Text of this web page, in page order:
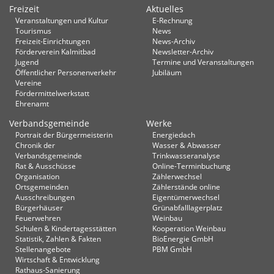
Freizeit
Veranstaltungen und Kultur
Tourismus
Freizeit-Einrichtungen
Förderverein Kalmitbad
Jugend
Öffentlicher Personenverkehr
Vereine
Fördermittelwerkstatt
Ehrenamt
Aktuelles
E-Rechnung
News
News-Archiv
Newsletter-Archiv
Termine und Veranstaltungen
Jubiläum
Verbandsgemeinde
Portrait der Bürgermeisterin
Chronik der
Verbandsgemeinde
Rat & Ausschüsse
Organisation
Ortsgemeinden
Ausschreibungen
Bürgerhäuser
Feuerwehren
Schulen & Kindertagesstätten
Statistik, Zahlen & Fakten
Stellenangebote
Wirtschaft & Entwicklung
Rathaus-Sanierung
Werke
Energiedach
Wasser & Abwasser
Trinkwasseranalyse
Online-Terminbuchung
Zählerwechsel
Zählerstände online
Eigentümerwechsel
Grünabfalllagerplatz
Weinbau
Kooperation Weinbau
BioEnergie GmbH
PBM GmbH